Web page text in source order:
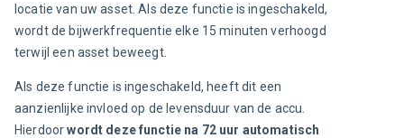
locatie van uw asset. Als deze functie is ingeschakeld,
wordt de bijwerkfrequentie elke 15 minuten verhoogd
terwijl een asset beweegt.
Als deze functie is ingeschakeld, heeft dit een
aanzienlijke invloed op de levensduur van de accu.
Hierdoor wordt deze functie na 72 uur automatisch